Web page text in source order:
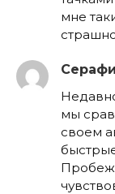
мне
мы
своем